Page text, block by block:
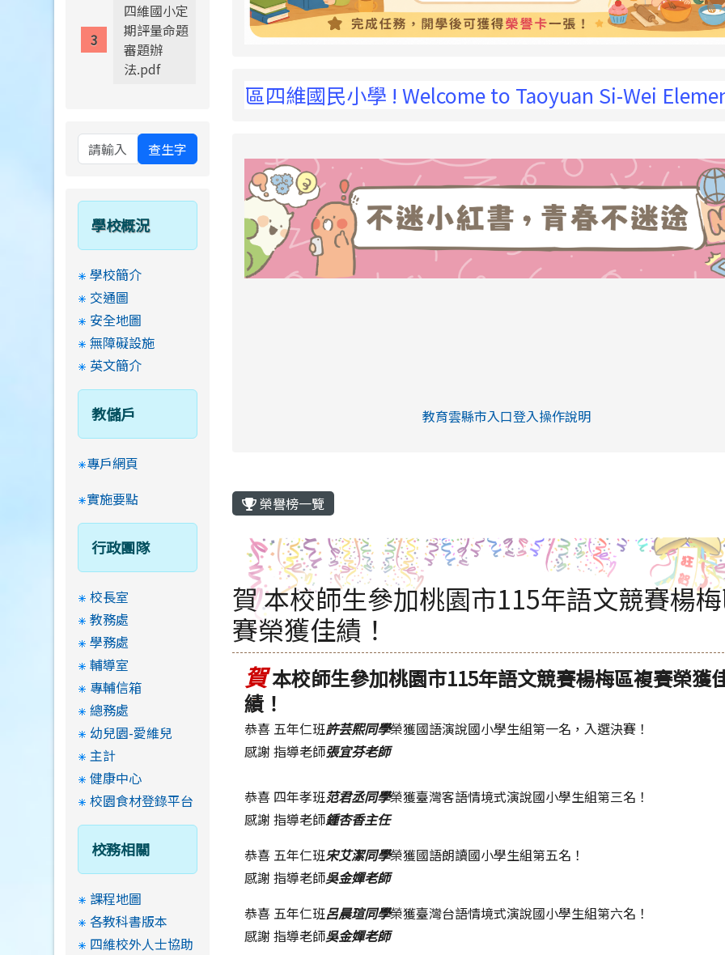
蒞臨桃園市楊梅區四維國民小學 ! Welcome to Taoyuan Si-Wei Elementary
link to https://eliteracy.edu.tw/
link to https://eliteracy.edu.tw/Shorts/
教育雲縣市入口登入操作說明
link to https://eliteracy.edu.tw/
榮譽榜一覽
賀 本校師生參加桃園市115年語文競賽楊
賽榮獲佳績！
賀本校師生參加桃園市115年語文競賽楊梅區複賽榮獲
績！
恭喜 五年仁班許芸熙同學榮獲國語演說國小學生組第一名，入選決賽！
感謝 指導老師張宜芬老師
恭喜 四年孝班范君丞同學榮獲臺灣客語情境式演說國小學生組第三名！
感謝 指導老師鍾杏香主任
恭喜 五年仁班宋艾潔同學榮獲國語朗讀國小學生組第五名！
感謝 指導老師吳金嬋老師
恭喜 五年仁班呂晨瑄同學榮獲臺灣台語情境式演說國小學生組第六名！
感謝 指導老師吳金嬋老師
四維國小定
期評量命題
審題辦
法.pdf
查生字
學校概況
學校簡介
交通圖
安全地圖
無障礙設施
英文簡介
教儲戶
專戶網頁
實施要點
行政團隊
校長室
教務處
學務處
輔導室
專輔信箱
總務處
幼兒園-愛維兒
主計
健康中心
校園食材登錄平台
校務相關
課程地圖
各教科書版本
四維校外人士協助